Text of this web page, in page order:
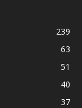
239
63
51
40
37